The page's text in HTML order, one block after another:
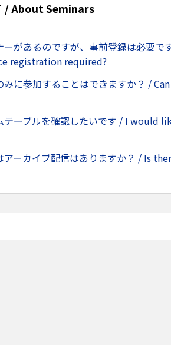
/ About Seminars
ーがあるのですが、事前登録は必要
registration required?
みに参加することはできますか？ /
テーブルを確認したいです / I would
アーカイブ配信はありますか？ / Is